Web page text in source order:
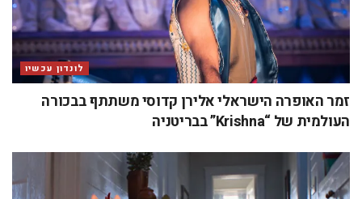
לונדון עכשיו
זמר האופרה הישראלי אלירן קדוסי משתתף בבכורה
העולמית של “Krishna” בבריטניה